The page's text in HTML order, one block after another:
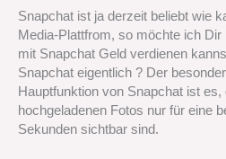
Snapchat ist ja derzeit beliebt wie
Media-Plattfrom,‭ ‬so möchte ich
mit Snapchat Geld verdienen
Snapchat eigentlich‭ ? Der
Hauptfunktion von Snapchat ist
hochgeladenen Fotos nur für eine
Sekunden sichtbar sind.‭